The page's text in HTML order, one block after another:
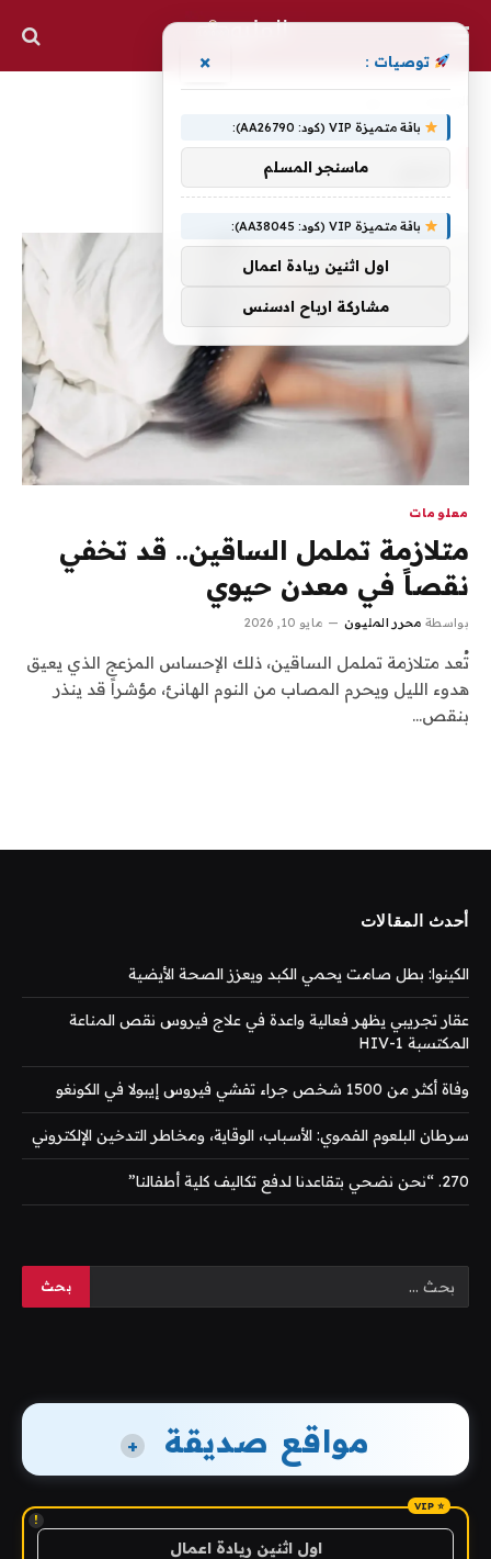
معلومات
متلازمة تململ الساقين.. قد تخفي
نقصاً في معدن حيوي
بواسطة محرر المليون مايو 10, 2026
تُعد متلازمة تململ الساقين، ذلك الإحساس المزعج الذي يعيق
هدوء الليل ويحرم المصاب من النوم الهانئ، مؤشراً قد ينذر
بنقص…
أحدث المقالات
الكينوا: بطل صامت يحمي الكبد ويعزز الصحة الأيضية
عقار تجريبي يظهر فعالية واعدة في علاج فيروس نقص المناعة
المكتسبة HIV-1
وفاة أكثر من 1500 شخص جراء تفشي فيروس إيبولا في الكونغو
سرطان البلعوم الفموي: الأسباب، الوقاية، ومخاطر التدخين الإلكتروني
270. “نحن نضحي بتقاعدنا لدفع تكاليف كلية أطفالنا”
مواقع صديقة +
!
اول اثنين ريادة اعمال
توصيات : ×
باقة متميزة VIP (كود: AA26790):
ماسنجر المسلم
باقة متميزة VIP (كود: AA38045):
اول اثنين ريادة اعمال
مشاركة ارباح ادسنس